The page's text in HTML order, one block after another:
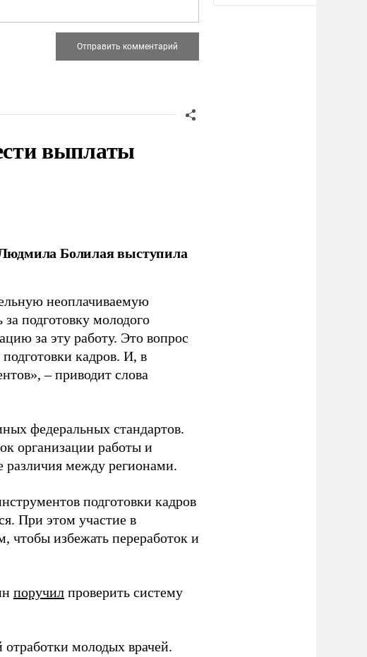
выплаты
Болилая выступила
неоплачиваемую
за подготовку молодого
за эту работу. Это вопрос
кадров. И, в
– приводит слова
федеральных стандартов.
организации работы и
различия между регионами.
подготовки кадров
При этом участие в
чтобы избежать переработок и
поручил проверить систему
отработки молодых врачей.